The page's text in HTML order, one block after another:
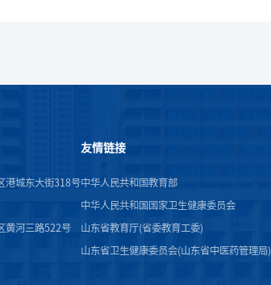
港城东大街318号
黄河三路522号
友情链接
中华人民共和国教育部
中华人民共和国国家卫生健康委员会
山东省教育厅(省委教育工委)
山东省卫生健康委员会(山东省中医药管理局)